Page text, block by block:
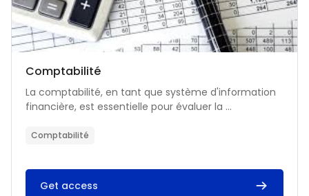
Catégorie de cours
Nom du cours
Comptabilité
Résumé du cours :
La comptabilité, en tant que système d'information
financière, est essentielle pour évaluer la ...
Comptabilité
Get access